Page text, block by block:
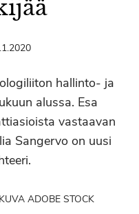
hallinto- ja
alussa. Esa
vastaavan
Sangervo on uusi
KUVA ADOBE STOCK